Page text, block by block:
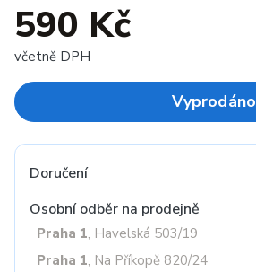
590 Kč
včetně DPH
Vyprodáno
Doručení
Osobní odběr na prodejně
Praha 1, Havelská 503/19
Praha 1, Na Příkopě 820/24